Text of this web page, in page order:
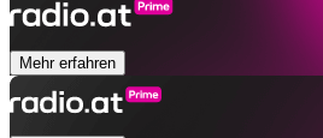
Mehr erfahren